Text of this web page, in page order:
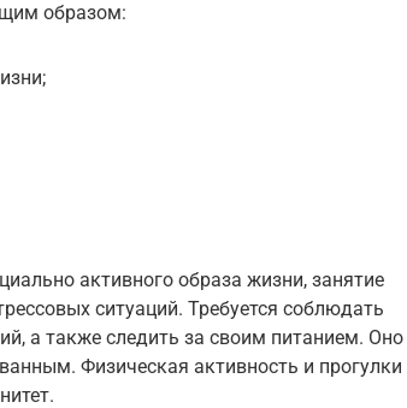
образом:
активного образа жизни, занятие
ситуаций. Требуется соблюдать
а также следить за своим питанием. Оно
Физическая активность и прогулки